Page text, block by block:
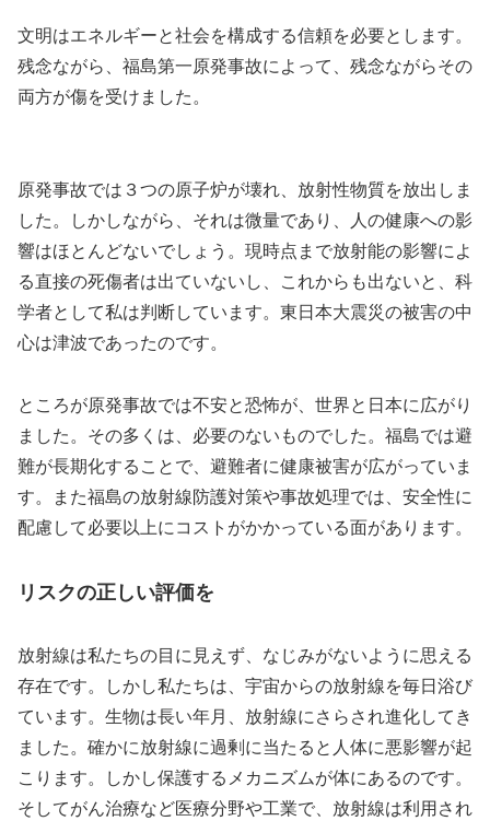
文明はエネルギーと社会を構成する信頼を必要とします。
残念ながら、福島第一原発事故によって、残念ながらその
両方が傷を受けました。
原発事故では３つの原子炉が壊れ、放射性物質を放出しま
した。しかしながら、それは微量であり、人の健康への影
響はほとんどないでしょう。現時点まで放射能の影響によ
る直接の死傷者は出ていないし、これからも出ないと、科
学者として私は判断しています。東日本大震災の被害の中
心は津波であったのです。
ところが原発事故では不安と恐怖が、世界と日本に広がり
ました。その多くは、必要のないものでした。福島では避
難が長期化することで、避難者に健康被害が広がっていま
す。また福島の放射線防護対策や事故処理では、安全性に
配慮して必要以上にコストがかかっている面があります。
リスクの正しい評価を
放射線は私たちの目に見えず、なじみがないように思える
存在です。しかし私たちは、宇宙からの放射線を毎日浴び
ています。生物は長い年月、放射線にさらされ進化してき
ました。確かに放射線に過剰に当たると人体に悪影響が起
こります。しかし保護するメカニズムが体にあるのです。
そしてがん治療など医療分野や工業で、放射線は利用され